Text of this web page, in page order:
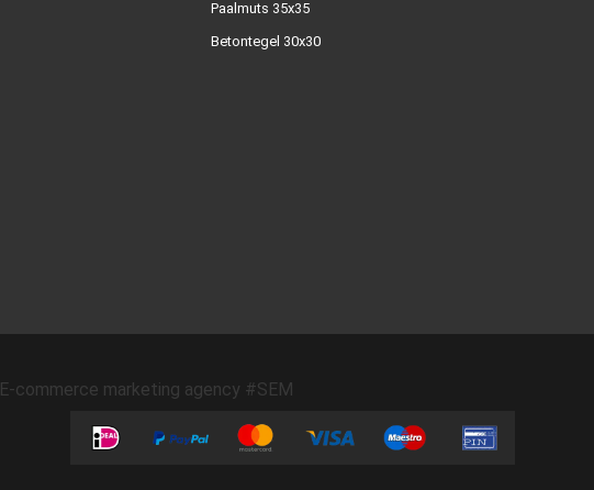
Paalmuts 35x35
Betontegel 30x30
E-commerce marketing agency #SEM